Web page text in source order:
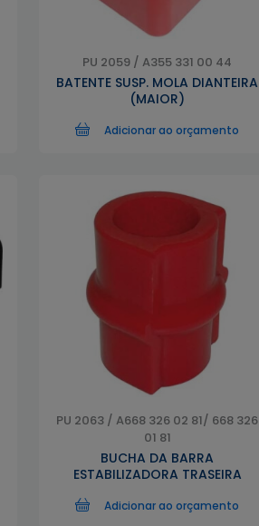
PU 2059 / A355 331 00 44
BATENTE SUSP. MOLA DIANTEIRA
(MAIOR)
Adicionar ao orçamento
PU 2063 / A668 326 02 81/ 668 326
01 81
BUCHA DA BARRA
ESTABILIZADORA TRASEIRA
Adicionar ao orçamento